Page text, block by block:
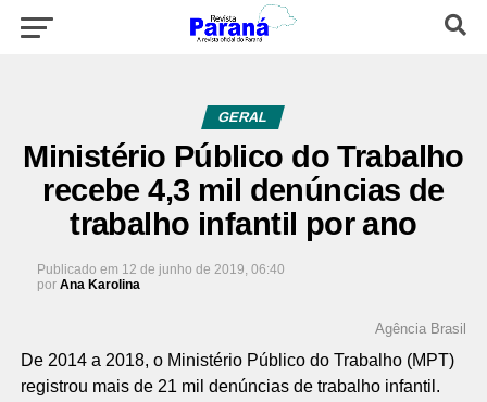
GERAL
Ministério Público do Trabalho
recebe 4,3 mil denúncias de
trabalho infantil por ano
Publicado em 12 de junho de 2019, 06:40
por Ana Karolina
Agência Brasil
De 2014 a 2018, o Ministério Público do Trabalho (MPT)
registrou mais de 21 mil denúncias de trabalho infantil.